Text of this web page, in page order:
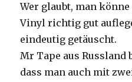
Wer glaubt, man
Vinyl richtig gut
eindeutig getäuscht.
Mr Tape aus Russland
dass man auch mit